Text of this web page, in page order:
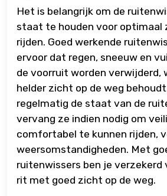
Het is belangrijk om de
staat te houden voor
rijden. Goed werkende
ervoor dat regen, sneeuw en
de voorruit worden verwijderd,
helder zicht op de weg
regelmatig de staat van de
vervang ze indien nodig om
comfortabel te kunnen rijden,
weersomstandigheden. Met
ruitenwissers ben je verzekerd
rit met goed zicht op de weg.